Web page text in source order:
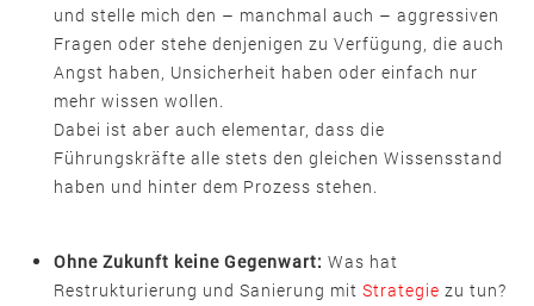
und stelle mich den – manchmal auch – aggressiven
Fragen oder stehe denjenigen zu Verfügung, die auch
Angst haben, Unsicherheit haben oder einfach nur
mehr wissen wollen.
Dabei ist aber auch elementar, dass die
Führungskräfte alle stets den gleichen Wissensstand
haben und hinter dem Prozess stehen.
Ohne Zukunft keine Gegenwart: Was hat
Restrukturierung und Sanierung mit Strategie zu tun?